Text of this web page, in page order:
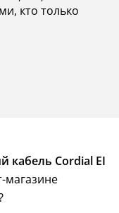
кто только
кабель Cordial EI
магазине